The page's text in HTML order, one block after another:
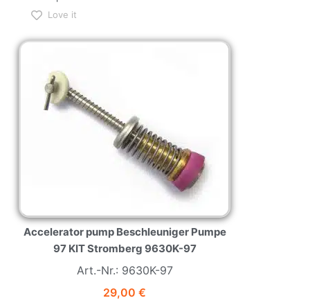
Love it
Accelerator pump Beschleuniger Pumpe
97 KIT Stromberg 9630K-97
Art.-Nr.: 9630K-97
29,00 €